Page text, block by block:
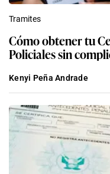
Tramites
Cómo obtener tu
Policiales sin
Kenyi Peña Andrade